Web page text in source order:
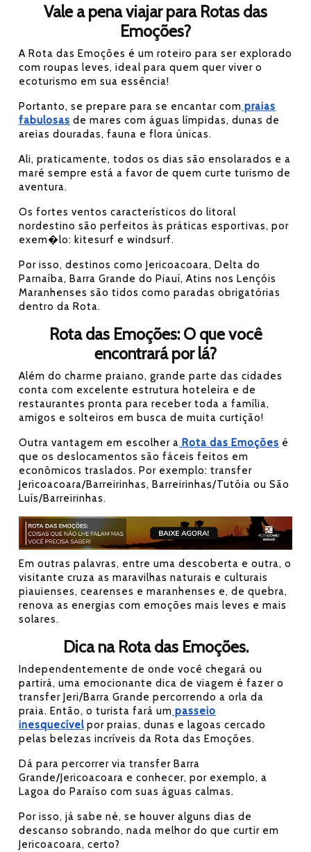
Vale a pena viajar para Rotas das
Emoções?
A Rota das Emoções é um roteiro para ser explorado
com roupas leves, ideal para quem quer viver o
ecoturismo em sua essência!
Portanto, se prepare para se encantar com praias
fabulosas de mares com águas límpidas, dunas de
areias douradas, fauna e flora únicas.
Ali, praticamente, todos os dias são ensolarados e a
maré sempre está a favor de quem curte turismo de
aventura.
Os fortes ventos característicos do litoral
nordestino são perfeitos às práticas esportivas, por
exem�lo: kitesurf e windsurf.
Por isso, destinos como Jericoacoara, Delta do
Parnaíba, Barra Grande do Piauí, Atins nos Lençóis
Maranhenses são tidos como paradas obrigatórias
dentro da Rota.
Rota das Emoções: O que você
encontrará por lá?
Além do charme praiano, grande parte das cidades
conta com excelente estrutura hoteleira e de
restaurantes pronta para receber toda a família,
amigos e solteiros em busca de muita curtição!
Outra vantagem em escolher a Rota das Emoções é
que os deslocamentos são fáceis feitos em
econômicos traslados. Por exemplo: transfer
Jericoacoara/Barreirinhas, Barreirinhas/Tutóia ou São
Luís/Barreirinhas.
Em outras palavras, entre uma descoberta e outra, o
visitante cruza as maravilhas naturais e culturais
piauienses, cearenses e maranhenses e, de quebra,
renova as energias com emoções mais leves e mais
solares.
Dica na Rota das Emoções.
Independentemente de onde você chegará ou
partirá, uma emocionante dica de viagem é fazer o
transfer Jeri/Barra Grande percorrendo a orla da
praia. Então, o turista fará um passeio
inesquecível por praias, dunas e lagoas cercado
pelas belezas incríveis da Rota das Emoções.
Dá para percorrer via transfer Barra
Grande/Jericoacoara e conhecer, por exemplo, a
Lagoa do Paraíso com suas águas calmas.
Por isso, já sabe né, se houver alguns dias de
descanso sobrando, nada melhor do que curtir em
Jericoacoara, certo?